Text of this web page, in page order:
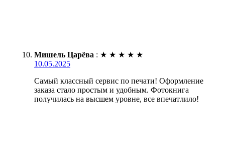
Мишель Царёва : ★ ★ ★ ★ ★
10.05.2025
Самый классный сервис по печати! Оформление
заказа стало простым и удобным. Фотокнига
получилась на высшем уровне, все впечатлило!